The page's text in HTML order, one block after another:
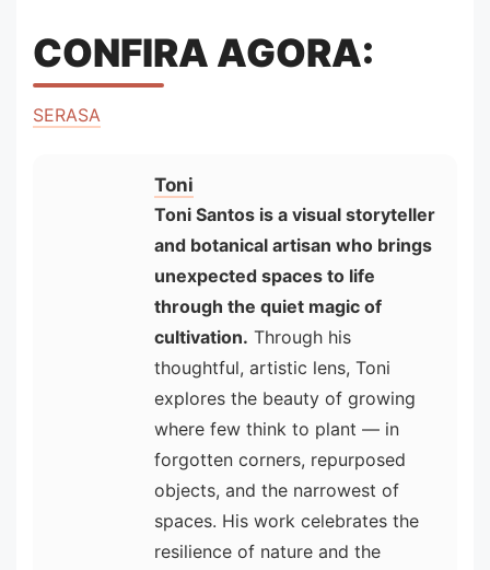
CONFIRA AGORA:
SERASA
Toni
Toni Santos is a visual storyteller
and botanical artisan who brings
unexpected spaces to life
through the quiet magic of
cultivation. Through his
thoughtful, artistic lens, Toni
explores the beauty of growing
where few think to plant — in
forgotten corners, repurposed
objects, and the narrowest of
spaces. His work celebrates the
resilience of nature and the